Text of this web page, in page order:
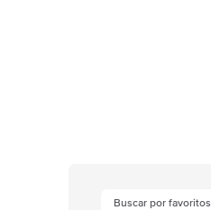
Buscar por favoritos